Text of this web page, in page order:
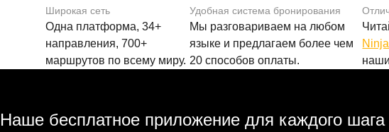
Широкая сеть
Одна платформа, 34+
направления, 700+
маршрутов по всему миру.
Удобная система бронирования
Мы разговариваем на любом
языке и предлагаем более чем
20 способов оплаты.
Ninja
Наше бесплатное приложение для каждого шага